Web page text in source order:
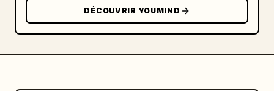
DÉCOUVRIR YOUMIND